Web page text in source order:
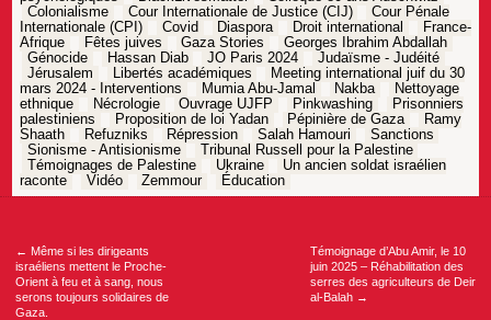
Colonialisme
Cour Internationale de Justice (CIJ)
Cour Pénale
Internationale (CPI)
Covid Diaspora Droit international
France-
Afrique
Fêtes juives Gaza Stories
Georges Ibrahim Abdallah
Génocide
Hassan Diab JO Paris 2024
Judaïsme - Judéité
Jérusalem
Libertés académiques
Meeting international juif du 30
mars 2024 - Interventions
Mumia Abu-Jamal Nakba
Nettoyage
ethnique
Nécrologie Ouvrage UJFP Pinkwashing
Prisonniers
palestiniens
Proposition de loi Yadan Pépinière de Gaza
Ramy
Shaath
Refuzniks Répression Salah Hamouri
Sanctions
Sionisme - Antisionisme
Tribunal Russell pour la Palestine
Témoignages de Palestine
Ukraine
Un ancien soldat israélien
raconte
Vidéo Zemmour Éducation
Navigation
← Même si les dirigeants
israéliens mettent le Proche-
Orient à feu et à sang, nous
serons toujours solidaires de
Gaza.
Témoignage d’Abu Amir, le 10
juin 2025 – Réhabilitation des
serres des agriculteurs de Deir
al-Balah →